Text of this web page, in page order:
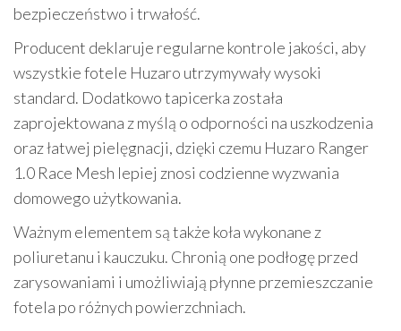
bezpieczeństwo i trwałość.
Producent deklaruje regularne kontrole jakości, aby
wszystkie fotele Huzaro utrzymywały wysoki
standard. Dodatkowo tapicerka została
zaprojektowana z myślą o odporności na uszkodzenia
oraz łatwej pielęgnacji, dzięki czemu Huzaro Ranger
1.0 Race Mesh lepiej znosi codzienne wyzwania
domowego użytkowania.
Ważnym elementem są także koła wykonane z
poliuretanu i kauczuku. Chronią one podłogę przed
zarysowaniami i umożliwiają płynne przemieszczanie
fotela po różnych powierzchniach.